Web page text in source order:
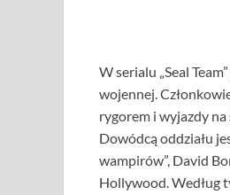
W serialu „Seal
wojennej.
rygorem i wyjazdy
Dowódcą oddziału
wampirów”, David
Hollywood. Według